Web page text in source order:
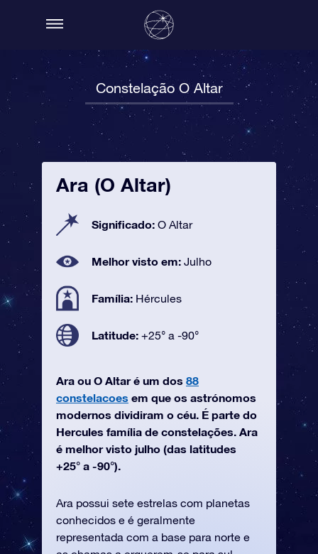
Constelação O Altar
Ara (O Altar)
Significado: O Altar
Melhor visto em: Julho
Família: Hércules
Latitude: +25° a -90°
Ara ou O Altar é um dos 88
constelacoes em que os astrónomos
modernos dividiram o céu. É parte do
Hercules família de constelações. Ara
é melhor visto julho (das latitudes
+25° a -90°).
Ara possui sete estrelas com planetas
conhecidos e é geralmente
representada com a base para norte e